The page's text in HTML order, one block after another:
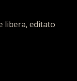
libera, editato